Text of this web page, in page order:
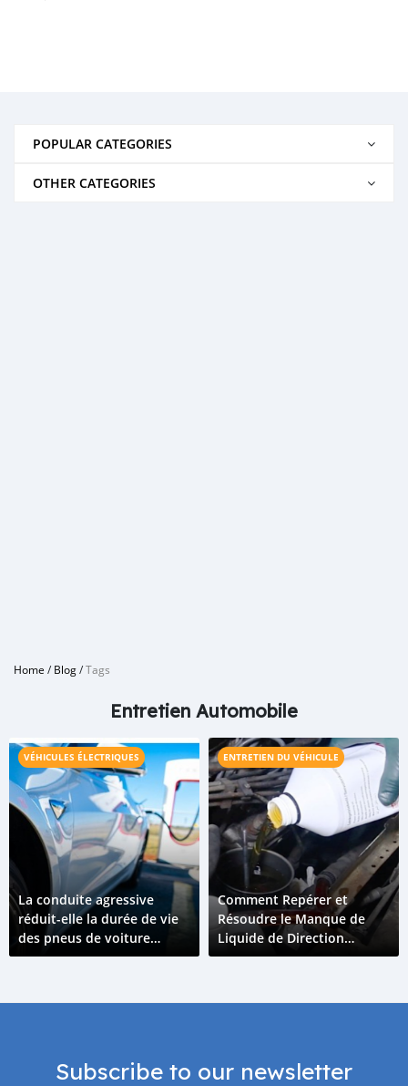
POPULAR CATEGORIES
OTHER CATEGORIES
Home /Blog/Tags
Entretien Automobile
VÉHICULES ÉLECTRIQUES
La conduite agressive
réduit-elle la durée de vie
des pneus de voiture
électrique ?
ENTRETIEN DU VÉHICULE
Comment Repérer et
Résoudre le Manque de
Liquide de Direction
Assistée dans votre Voiture
Subscribe to our newsletter